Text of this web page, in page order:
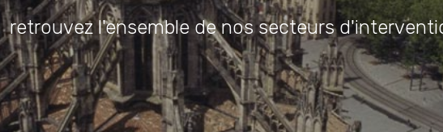
retrouvez l'ensemble de nos secteurs